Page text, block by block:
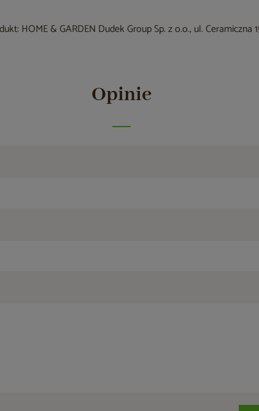
HOME & GARDEN Dudek Group Sp. z o.o., ul. Ceramiczna
Opinie